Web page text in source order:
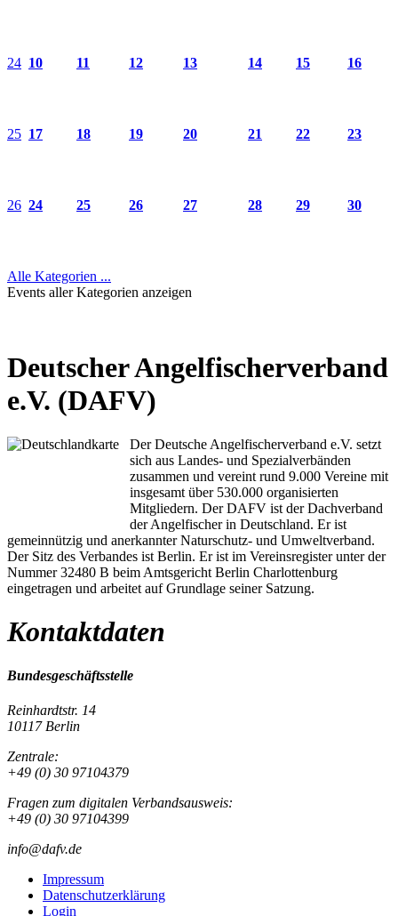
24 10 11 12 13 14 15 16
25 17 18 19 20 21 22 23
26 24 25 26 27 28 29 30
Alle Kategorien ...
Events aller Kategorien anzeigen
Deutscher Angelfischerverband
e.V. (DAFV)
Der Deutsche Angelfischerverband e.V. setzt
sich aus Landes- und Spezialverbänden
zusammen und vereint rund 9.000 Vereine mit
insgesamt über 530.000 organisierten
Mitgliedern. Der DAFV ist der Dachverband
der Angelfischer in Deutschland. Er ist
gemeinnützig und anerkannter Naturschutz- und Umweltverband.
Der Sitz des Verbandes ist Berlin. Er ist im Vereinsregister unter der
Nummer 32480 B beim Amtsgericht Berlin Charlottenburg
eingetragen und arbeitet auf Grundlage seiner Satzung.
Kontaktdaten
Bundesgeschäftsstelle
Reinhardtstr. 14
10117 Berlin
Zentrale:
+49 (0) 30 97104379
Fragen zum digitalen Verbandsausweis:
+49 (0) 30 97104399
info@dafv.de
Impressum
Datenschutzerklärung
Login